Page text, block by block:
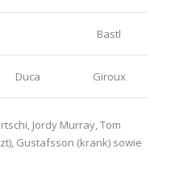
Bastl
Duca Giroux
Jordy Murray, Tom
Gustafsson (krank) sowie